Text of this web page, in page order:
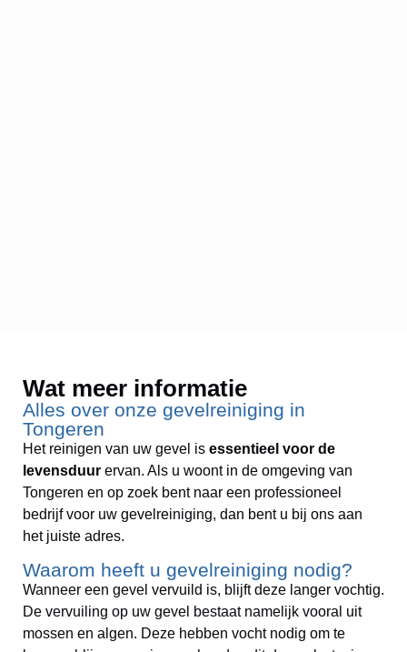
Wat meer informatie
Alles over onze gevelreiniging in
Tongeren
Het reinigen van uw gevel is essentieel voor de
levensduur ervan. Als u woont in de omgeving van
Tongeren en op zoek bent naar een professioneel
bedrijf voor uw gevelreiniging, dan bent u bij ons aan
het juiste adres.
Waarom heeft u gevelreiniging nodig?
Wanneer een gevel vervuild is, blijft deze langer vochtig.
De vervuiling op uw gevel bestaat namelijk vooral uit
mossen en algen. Deze hebben vocht nodig om te